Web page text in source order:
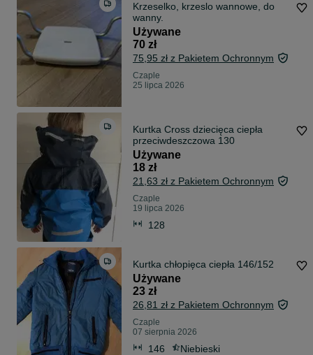
Krzeselko, krzeslo wannowe, do
wanny.
Używane
70 zł
75,95 zł z Pakietem Ochronnym
Czaple
25 lipca 2026
Kurtka Cross dziecięca ciepła
przeciwdeszczowa 130
Używane
18 zł
21,63 zł z Pakietem Ochronnym
Czaple
19 lipca 2026
128
Kurtka chłopięca ciepła 146/152
Używane
23 zł
26,81 zł z Pakietem Ochronnym
Czaple
07 sierpnia 2026
146 Niebieski